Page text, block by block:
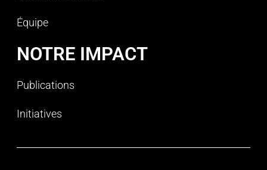
Équipe
NOTRE IMPACT
Publications
Initiatives